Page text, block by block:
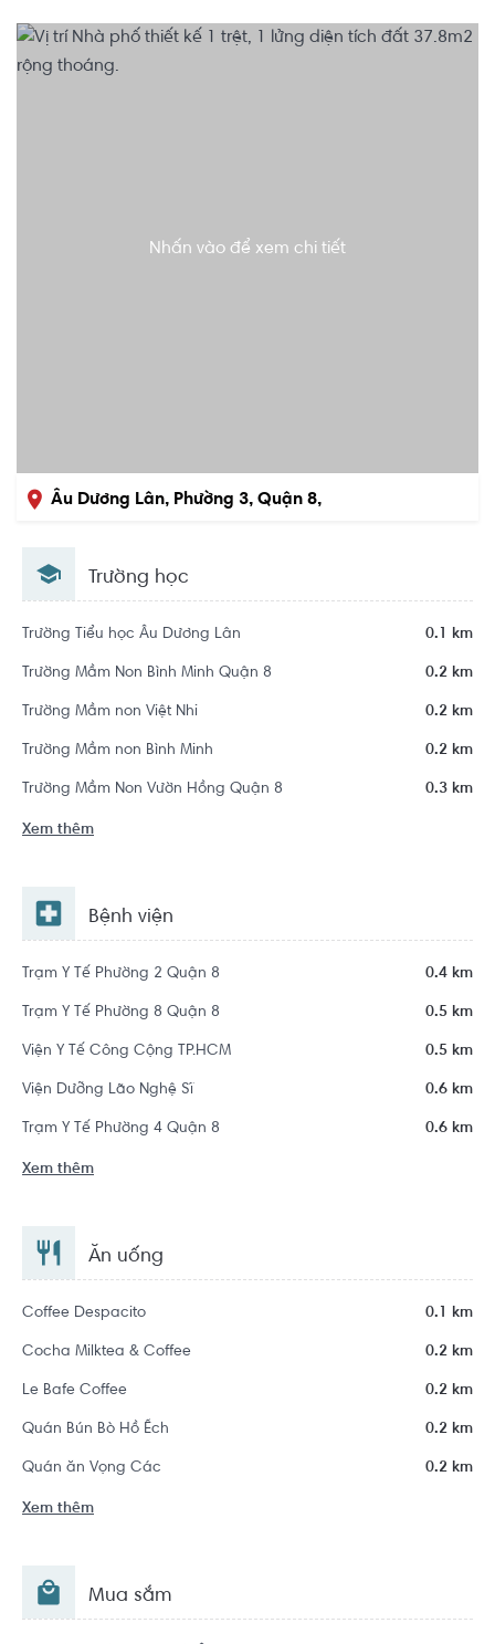
Nhấn vào để xem chi tiết
Âu Dương Lân, Phường 3, Quận 8,
Trường học
Trường Tiểu học Âu Dương Lân 0.1 km
Trường Mầm Non Bình Minh Quận 8 0.2 km
Trường Mầm non Việt Nhi 0.2 km
Trường Mầm non Bình Minh 0.2 km
Trường Mầm Non Vườn Hồng Quận 8 0.3 km
Xem thêm
Bệnh viện
Trạm Y Tế Phường 2 Quận 8 0.4 km
Trạm Y Tế Phường 8 Quận 8 0.5 km
Viện Y Tế Công Cộng TP.HCM 0.5 km
Viện Dưỡng Lão Nghệ Sĩ 0.6 km
Trạm Y Tế Phường 4 Quận 8 0.6 km
Xem thêm
Ăn uống
Coffee Despacito 0.1 km
Cocha Milktea & Coffee 0.2 km
Le Bafe Coffee 0.2 km
Quán Bún Bò Hồ Ếch 0.2 km
Quán ăn Vọng Các 0.2 km
Xem thêm
Mua sắm